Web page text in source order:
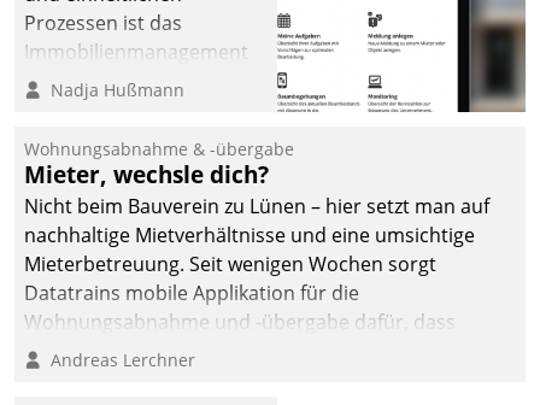
Prozessen ist das
Immobilienmanagement
der Bayerischen
Ressort Kapitalanlage für
künftige Aufgaben und
Herausforderungen
gerüstet.
Nadja Hußmann
Wohnungsabnahme & -übergabe
Mieter, wechsle dich?
Nicht beim Bauverein zu Lünen – hier setzt man auf
nachhaltige Mietverhältnisse und eine umsichtige
Mieterbetreuung. Seit wenigen Wochen sorgt
Datatrains mobile Applikation für die
Wohnungsabnahme und -übergabe dafür, dass
Mieter wohlgeordnet kommen und, so es sein muss,
Andreas Lerchner